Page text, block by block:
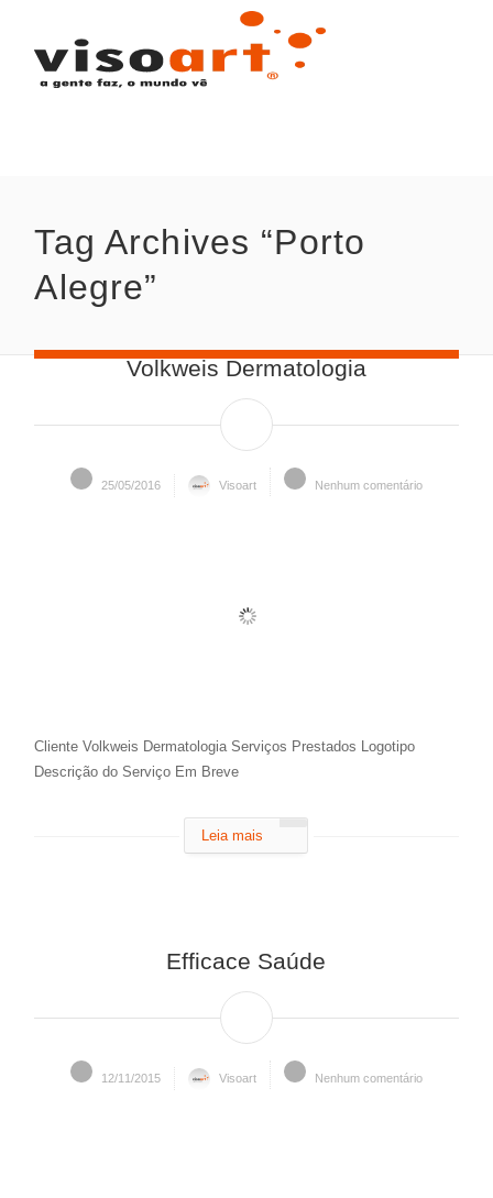
Tag Archives “Porto
Alegre”
Volkweis Dermatologia
25/05/2016 Visoart Nenhum comentário
Cliente Volkweis Dermatologia Serviços Prestados Logotipo
Descrição do Serviço Em Breve
Leia mais
Efficace Saúde
12/11/2015 Visoart Nenhum comentário